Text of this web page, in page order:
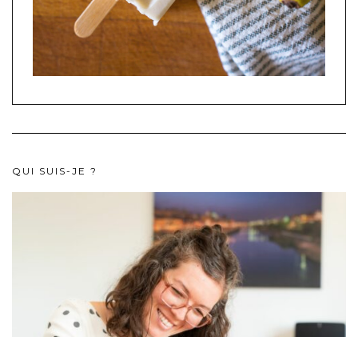
QUI SUIS-JE ?